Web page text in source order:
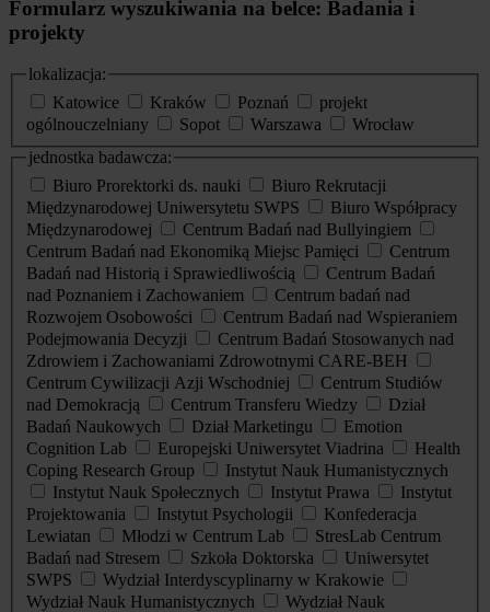
Formularz wyszukiwania na belce: Badania i
projekty
lokalizacja:
Katowice
Kraków Poznań
projekt
ogólnouczelniany
Sopot Warszawa
Wrocław
jednostka badawcza:
Biuro Prorektorki ds. nauki
Biuro Rekrutacji
Międzynarodowej Uniwersytetu SWPS
Biuro Współpracy
Międzynarodowej
Centrum Badań nad Bullyingiem
Centrum Badań nad Ekonomiką Miejsc Pamięci
Centrum
Badań nad Historią i Sprawiedliwością
Centrum Badań
nad Poznaniem i Zachowaniem
Centrum badań nad
Rozwojem Osobowości
Centrum Badań nad Wspieraniem
Podejmowania Decyzji
Centrum Badań Stosowanych nad
Zdrowiem i Zachowaniami Zdrowotnymi CARE-BEH
Centrum Cywilizacji Azji Wschodniej
Centrum Studiów
nad Demokracją
Centrum Transferu Wiedzy
Dział
Badań Naukowych
Dział Marketingu
Emotion
Cognition Lab
Europejski Uniwersytet Viadrina
Health
Coping Research Group
Instytut Nauk Humanistycznych
Instytut Nauk Społecznych
Instytut Prawa
Instytut
Projektowania
Instytut Psychologii
Konfederacja
Lewiatan
Młodzi w Centrum Lab
StresLab Centrum
Badań nad Stresem
Szkoła Doktorska
Uniwersytet
SWPS
Wydział Interdyscyplinarny w Krakowie
Wydział Nauk Humanistycznych
Wydział Nauk